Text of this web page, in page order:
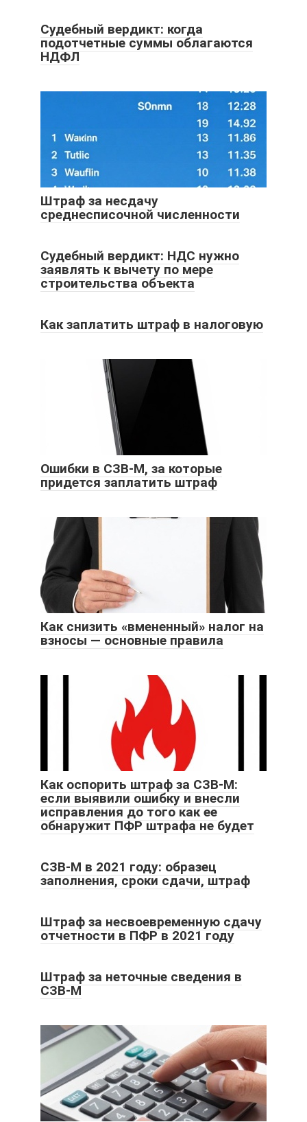
Судебный вердикт: когда
подотчетные суммы облагаются
НДФЛ
Штраф за несдачу
среднесписочной численности
Судебный вердикт: НДС нужно
заявлять к вычету по мере
строительства объекта
Как заплатить штраф в налоговую
Ошибки в СЗВ-М, за которые
придется заплатить штраф
Как снизить «вмененный» налог на
взносы — основные правила
Как оспорить штраф за СЗВ-М:
если выявили ошибку и внесли
исправления до того как ее
обнаружит ПФР штрафа не будет
СЗВ-М в 2021 году: образец
заполнения, сроки сдачи, штраф
Штраф за несвоевременную сдачу
отчетности в ПФР в 2021 году
Штраф за неточные сведения в
СЗВ-М